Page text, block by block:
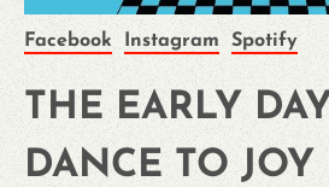
Facebook Instagram Spotify
THE EARLY
DANCE TO